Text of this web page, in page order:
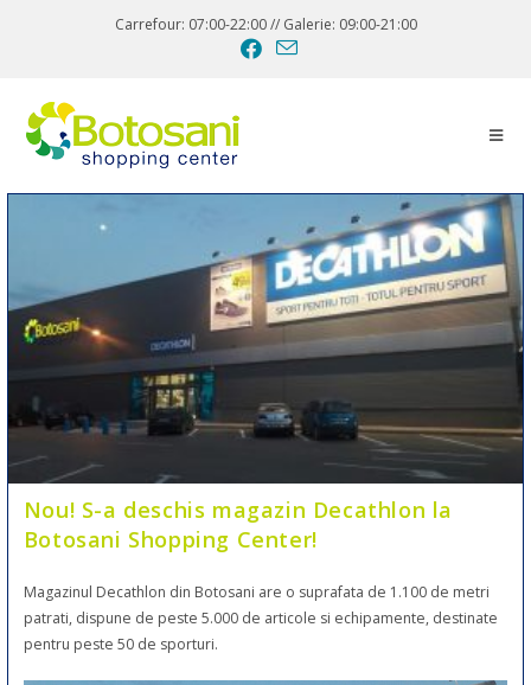
Carrefour: 07:00-22:00 // Galerie: 09:00-21:00
Nou! S-a deschis magazin Decathlon la
Botosani Shopping Center!
Magazinul Decathlon din Botosani are o suprafata de 1.100 de metri
patrati, dispune de peste 5.000 de articole si echipamente, destinate
pentru peste 50 de sporturi.